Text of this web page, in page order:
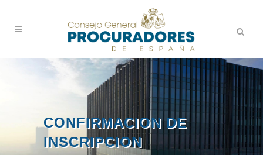
CONFIRMACION DE
INSCRIPCION